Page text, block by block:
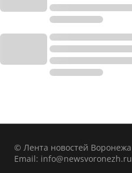
© Лента новостей Воронежа
Email: info@newsvoronezh.ru